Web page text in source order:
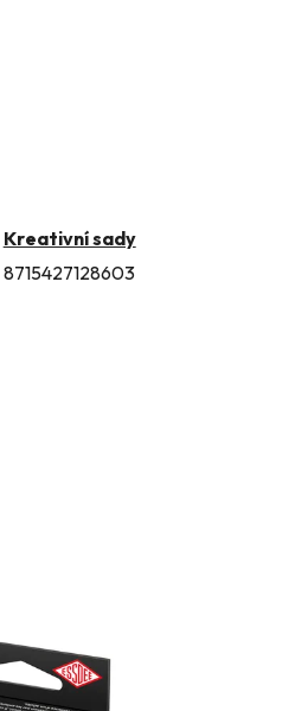
Kreativní sady
8715427128603